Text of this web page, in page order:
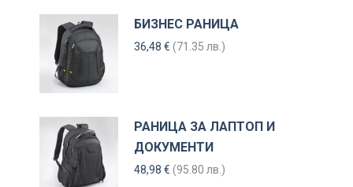
БИЗНЕС РАНИЦА
36,48 € (71.35 лв.)
РАНИЦА ЗА ЛАПТОП И
ДОКУМЕНТИ
48,98 € (95.80 лв.)